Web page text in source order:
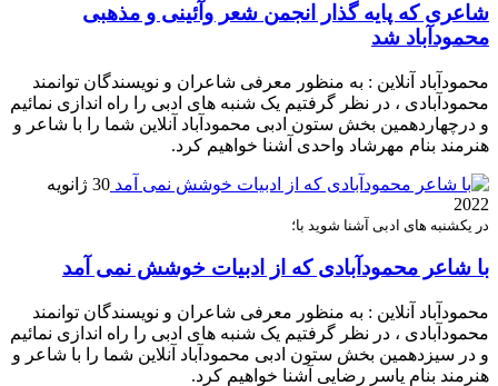
شاعری که پایه گذار انجمن شعر وآئینی و مذهبی
محمودآباد شد
محمودآباد آنلاین : به منظور معرفی شاعران و نویسندگان توانمند
محمودآبادی ، در نظر گرفتیم یک شنبه های ادبی را راه اندازی نمائیم
و درچهاردهمین بخش ستون ادبى محمودآباد آنلاين شما را با شاعر و
هنرمند بنام مهرشاد واحدی آشنا خواهیم کرد.
30 ژانویه
2022
در یکشنبه های ادبی آشنا شوید با؛
با شاعر محمودآبادی که از ادبیات خوشش نمی آمد
محمودآباد آنلاین : به منظور معرفی شاعران و نویسندگان توانمند
محمودآبادی ، در نظر گرفتیم یک شنبه های ادبی را راه اندازی نمائیم
و در سیزدهمین بخش ستون ادبى محمودآباد آنلاين شما را با شاعر و
هنرمند بنام یاسر رضایی آشنا خواهیم کرد.